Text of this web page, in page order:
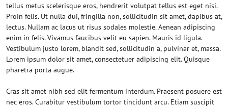
tellus metus scelerisque eros, hendrerit volutpat tellus est eget nisi.
Proin felis. Ut nulla dui, fringilla non, sollicitudin sit amet, dapibus at,
lectus. Nullam ac lacus ut risus sodales molestie. Aenean adipiscing
enim in felis. Vivamus faucibus velit eu sapien. Mauris id ligula.
Vestibulum justo lorem, blandit sed, sollicitudin a, pulvinar et, massa.
Lorem ipsum dolor sit amet, consectetuer adipiscing elit. Quisque
pharetra porta augue.
Cras sit amet nibh sed elit fermentum interdum. Praesent posuere est
nec eros. Curabitur vestibulum tortor tincidunt arcu. Etiam suscipit